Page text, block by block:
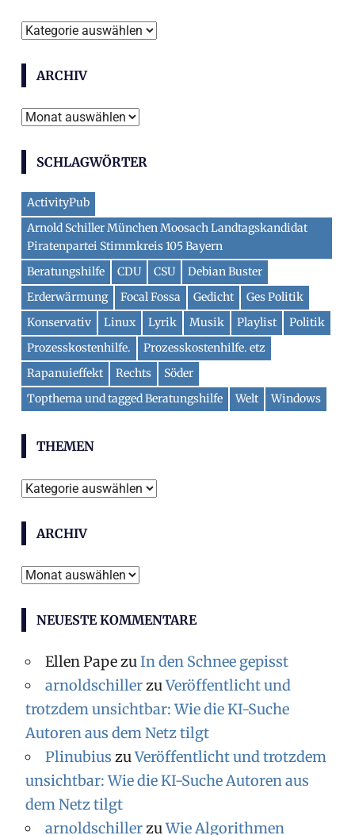
Themen
ARCHIV
Archiv
SCHLAGWÖRTER
ActivityPub
Arnold Schiller München Moosach Landtagskandidat
Piratenpartei Stimmkreis 105 Bayern
Beratungshilfe
CDU CSU
Debian Buster
Erderwärmung
Focal Fossa Gedicht
Ges Politik
Konservativ
Linux Lyrik Musik Playlist
Politik
Prozesskostenhilfe.
Prozesskostenhilfe. etz
Rapanuieffekt
Rechts
Söder
Topthema und tagged Beratungshilfe
Welt Windows
THEMEN
Themen
ARCHIV
Archiv
NEUESTE KOMMENTARE
Ellen PapezuIn den Schnee gepisst
arnoldschillerzuVeröffentlicht und
trotzdem unsichtbar: Wie die KI-Suche
Autoren aus dem Netz tilgt
Plinubius zuVeröffentlicht und trotzdem
unsichtbar: Wie die KI-Suche Autoren aus
dem Netz tilgt
arnoldschillerzuWie Algorithmen